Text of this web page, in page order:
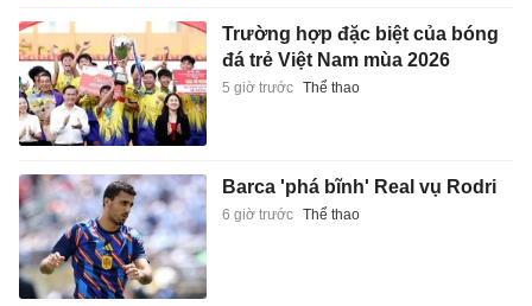
Trường hợp đặc biệt của bóng
đá trẻ Việt Nam mùa 2026
5 giờ trước Thể thao
Barca 'phá bĩnh' Real vụ Rodri
6 giờ trước Thể thao